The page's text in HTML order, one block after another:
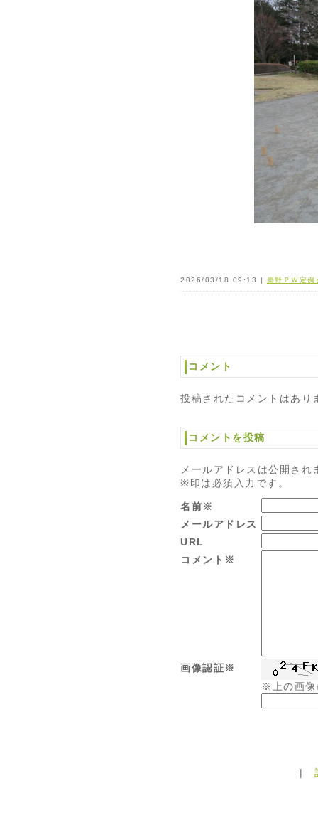
2026/03/18 09:13 | 秦野ＰＷ定例
コメント
投稿されたコメントはあり
コメントを投稿
メールアドレスは公開され
※印は必須入力です。
名前※
メールアドレス
URL
コメント※
画像認証※
※上の画像
|